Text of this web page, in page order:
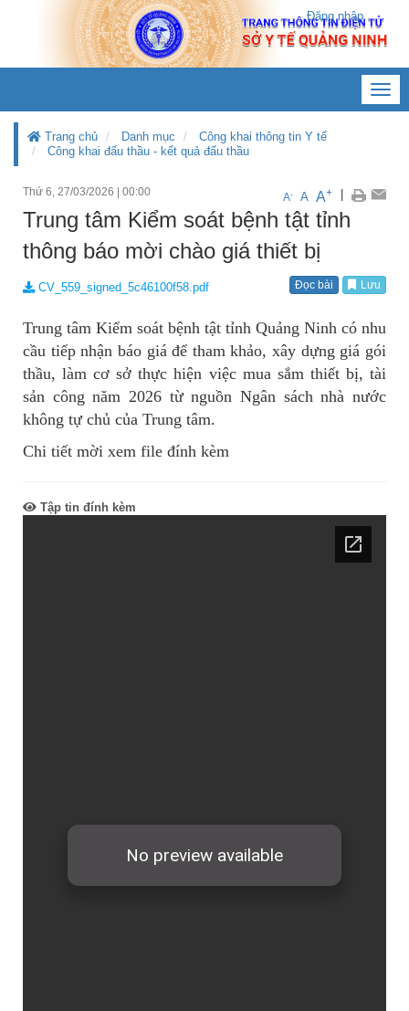
Đăng nhập
Trang chủ Danh mục
Công khai thông tin Y tế
Công khai đấu thầu - kết quả đấu thầu
Thứ 6, 27/03/2026 00:00 A- A A+
Trung tâm Kiểm soát bệnh tật tỉnh
thông báo mời chào giá thiết bị
CV_559_signed_5c46100f58.pdf Đọc bài Lưu
Trung tâm Kiểm soát bệnh tật tỉnh Quảng Ninh có nhu
cầu tiếp nhận báo giá để tham khảo, xây dựng giá gói
thầu, làm cơ sở thực hiện việc mua sắm thiết bị, tài
sản công năm 2026 từ nguồn Ngân sách nhà nước
không tự chủ của Trung tâm.
Chi tiết mời xem file đính kèm
Tập tin đính kèm